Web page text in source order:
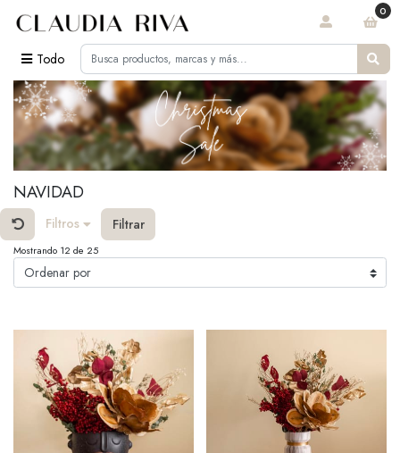
Todo
0
NAVIDAD
Filtros Filtrar
Mostrando 12 de 25